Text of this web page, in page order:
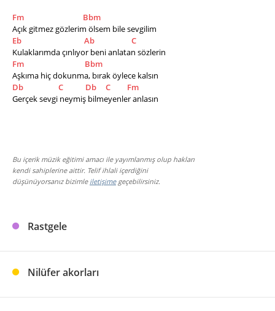
Fm
Bbm
Açık gitmez gözlerim ölsem bile sevgilim
Eb
Ab
C
Kulaklarımda çınlıyor beni anlatan sözlerin
Fm
Bbm
Aşkıma hiç dokunma, bırak öylece kalsın
Db
C Db C
Fm
Gerçek sevgi neymiş bilmeyenler anlasın
Bu içerik müzik eğitimi amacı ile yayımlanmış olup hakları
kendi sahiplerine aittir. Telif ihlali içerdiğini
düşünüyorsanız bizimle iletişimegeçebilirsiniz.
Rastgele
Nilüfer akorları